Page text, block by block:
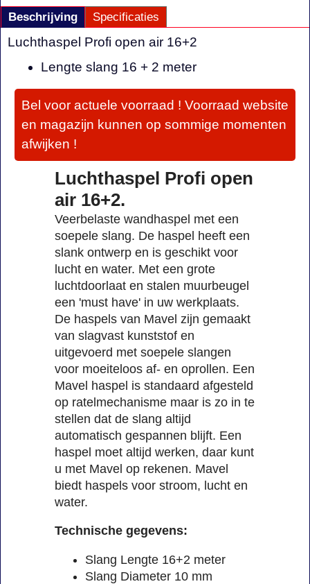
Beschrijving Specificaties
Luchthaspel Profi open air 16+2
Lengte slang 16 + 2 meter
Bel voor actuele voorraad ! Voorraad website
en magazijn kunnen op sommige momenten
afwijken !
Luchthaspel Profi open
air 16+2.
Veerbelaste wandhaspel met een
soepele slang. De haspel heeft een
slank ontwerp en is geschikt voor
lucht en water. Met een grote
luchtdoorlaat en stalen muurbeugel
een 'must have' in uw werkplaats.
De haspels van Mavel zijn gemaakt
van slagvast kunststof en
uitgevoerd met soepele slangen
voor moeiteloos af- en oprollen. Een
Mavel haspel is standaard afgesteld
op ratelmechanisme maar is zo in te
stellen dat de slang altijd
automatisch gespannen blijft. Een
haspel moet altijd werken, daar kunt
u met Mavel op rekenen. Mavel
biedt haspels voor stroom, lucht en
water.
Technische gegevens:
Slang Lengte 16+2 meter
Slang Diameter 10 mm